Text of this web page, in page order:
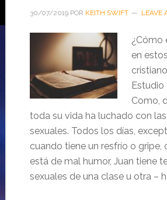
30/07/2019POR KEITH SWIFT LEAVE
¿Cómo
en
Estudio
Como,
toda su vida ha luchado con
sexuales. Todos los días,
cuando tiene un resfrío o gripe,
está de mal humor, Juan tiene
sexuales de una clase u otra –